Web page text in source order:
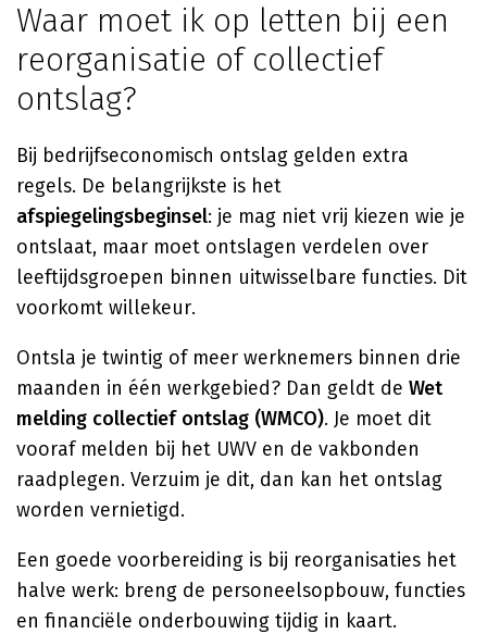
Waar moet ik op letten bij een
reorganisatie of collectief
ontslag?
Bij bedrijfseconomisch ontslag gelden extra
regels. De belangrijkste is het
afspiegelingsbeginsel: je mag niet vrij kiezen wie je
ontslaat, maar moet ontslagen verdelen over
leeftijdsgroepen binnen uitwisselbare functies. Dit
voorkomt willekeur.
Ontsla je twintig of meer werknemers binnen drie
maanden in één werkgebied? Dan geldt de Wet
melding collectief ontslag (WMCO). Je moet dit
vooraf melden bij het UWV en de vakbonden
raadplegen. Verzuim je dit, dan kan het ontslag
worden vernietigd.
Een goede voorbereiding is bij reorganisaties het
halve werk: breng de personeelsopbouw, functies
en financiële onderbouwing tijdig in kaart.